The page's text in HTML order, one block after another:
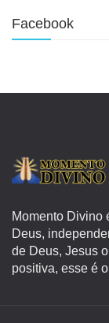
Facebook
Momento Divino
Deus,
de Deus, Jesus
positiva, esse é